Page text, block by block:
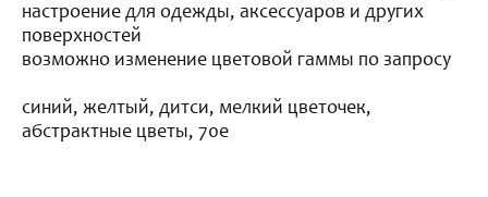
настроение для одежды, аксессуаров и других
поверхностей
возможно изменение цветовой гаммы по запросу
синий, желтый, дитси, мелкий цветочек,
абстрактные цветы, 70е